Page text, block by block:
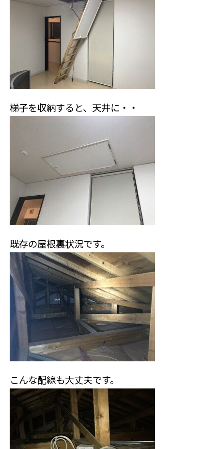
梯子を収納すると、天井に・・
既存の屋根裏状況です。
こんな配線も大丈夫です。